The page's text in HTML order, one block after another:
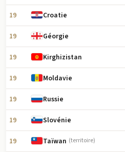
19 Croatie
19 Géorgie
19 Kirghizistan
19 Moldavie
19 Russie
19 Slovénie
19 Taïwan (territoire)